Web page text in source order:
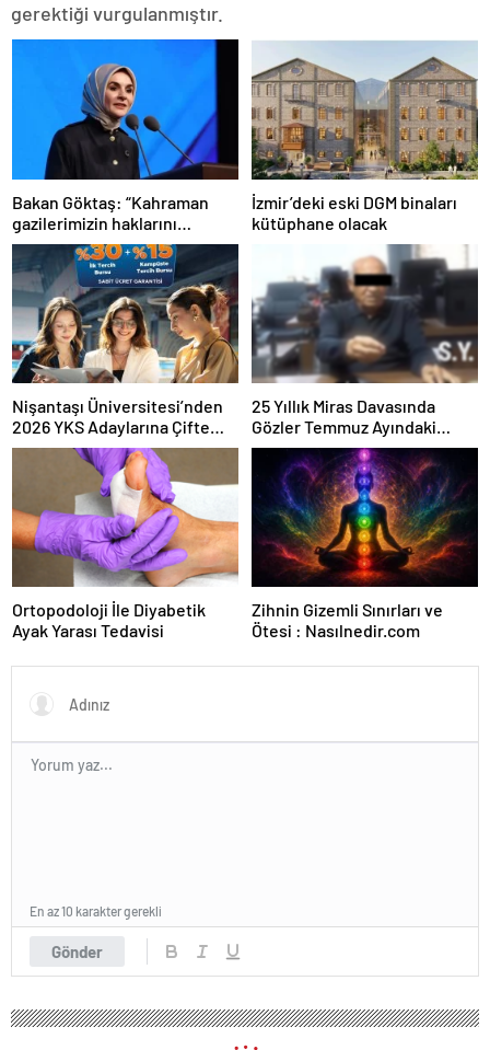
gerektiği vurgulanmıştır.
Bakan Göktaş: “Kahraman
gazilerimizin haklarını
güçlendiren yeni bir dönemin
kapılarını aralıyoruz”
İzmir’deki eski DGM binaları
kütüphane olacak
Nişantaşı Üniversitesi’nden
2026 YKS Adaylarına Çifte
Güvence: Sabit Ücret ve
Kesintisiz Burs
25 Yıllık Miras Davasında
Gözler Temmuz Ayındaki
Karar Duruşmasına Çevrildi
Ortopodoloji İle Diyabetik
Ayak Yarası Tedavisi
Zihnin Gizemli Sınırları ve
Ötesi : Nasılnedir.com
Gönder
En az 10 karakter gerekli